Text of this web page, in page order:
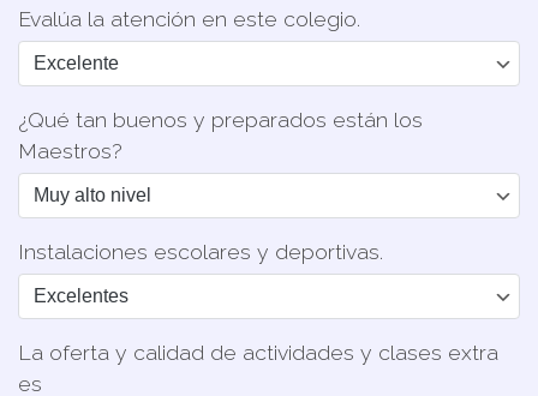
Evalúa la atención en este colegio.
¿Qué tan buenos y preparados están los
Maestros?
Instalaciones escolares y deportivas.
La oferta y calidad de actividades y clases extra
es